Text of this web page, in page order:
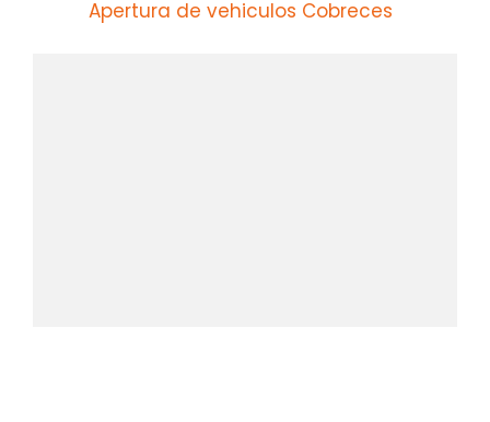
Apertura de vehiculos Cobreces